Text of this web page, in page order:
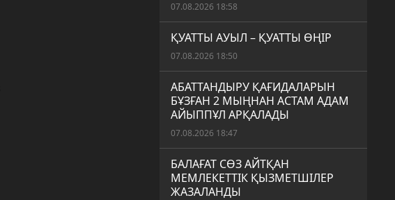
07.08.2026 18:58
ҚУАТТЫ АУЫЛ – ҚУАТТЫ ӨҢІР
07.08.2026 18:50
АБАТТАНДЫРУ ҚАҒИДАЛАРЫН
БҰЗҒАН 2 МЫҢНАН АСТАМ АДАМ
АЙЫППҰЛ АРҚАЛАДЫ
07.08.2026 18:47
БАЛАҒАТ СӨЗ АЙТҚАН
МЕМЛЕКЕТТІК ҚЫЗМЕТШІЛЕР
ЖАЗАЛАНДЫ